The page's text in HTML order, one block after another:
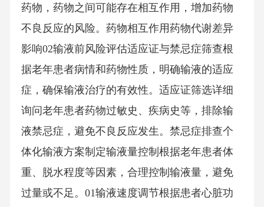
药物，药物之间可能存在相互作用，增加药物
不良反应的风险。药物相互作用药物代谢差异
影响02输液前风险评估适应证与禁忌症筛查根
据老年患者病情和药物性质，明确输液的适应
症，确保输液治疗的有效性。适应证筛选详细
询问老年患者药物过敏史、疾病史等，排除输
液禁忌症，避免不良反应发生。禁忌症排查个
体化输液方案制定输液量控制根据老年患者体
重、脱水程度等因素，合理控制输液量，避免
过量或不足。01输液速度调节根据患者心脏功